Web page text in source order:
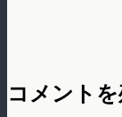
コメント